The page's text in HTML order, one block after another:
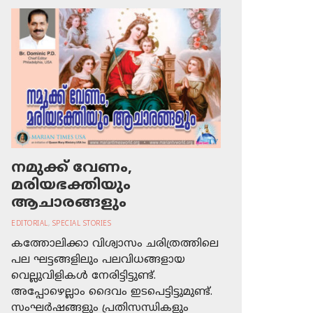
നമുക്ക് വേണം,
മരിയഭക്തിയും
ആചാരങ്ങളും
EDITORIAL, SPECIAL STORIES
കത്തോലിക്കാ വിശ്വാസം ചരിത്രത്തിലെ
പല ഘട്ടങ്ങളിലും പലവിധങ്ങളായ
വെല്ലുവിളികള്‍ നേരിട്ടിട്ടുണ്ട്.
അപ്പോഴെല്ലാം ദൈവം ഇടപെട്ടിട്ടുമുണ്ട്.
സംഘര്‍ഷങ്ങളും പ്രതിസന്ധികളും